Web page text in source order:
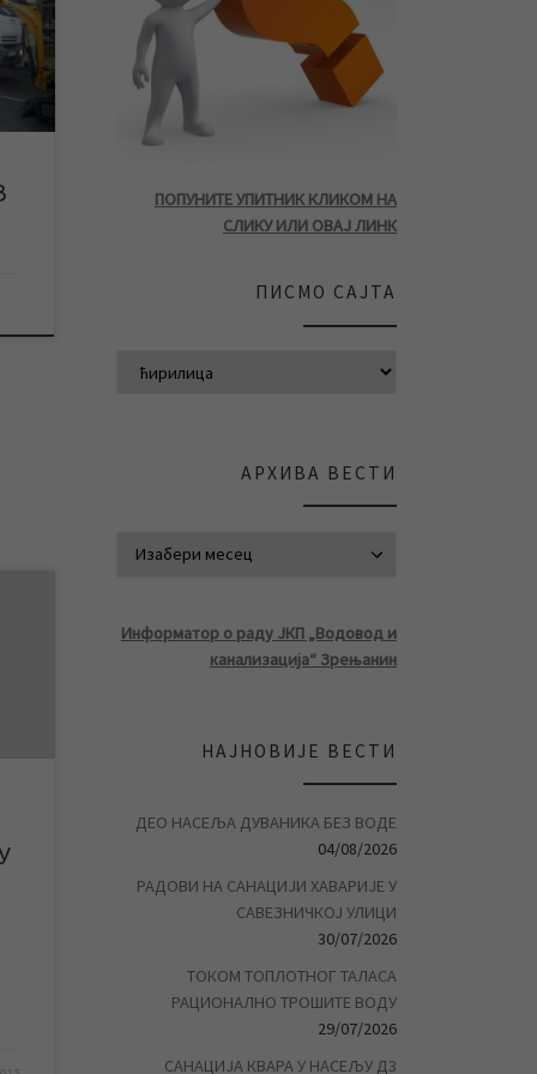
у
до
ПОПУНИТЕ УПИТНИК КЛИКОМ НА
СЛИКУ ИЛИ ОВАЈ ЛИНК
ПИСМО САЈТА
АРХИВА ВЕСТИ
Информатор о раду ЈКП „Водовод и
канализација“ Зрењанин
НАЈНОВИЈЕ ВЕСТИ
ДЕО НАСЕЉА ДУВАНИКА БЕЗ ВОДЕ
04/08/2026
РАДОВИ НА САНАЦИЈИ ХАВАРИЈЕ У
САВЕЗНИЧКОЈ УЛИЦИ
30/07/2026
ТОКОМ ТОПЛОТНОГ ТАЛАСА
РАЦИОНАЛНО ТРОШИТЕ ВОДУ
29/07/2026
САНАЦИЈА КВАРА У НАСЕЉУ Д3